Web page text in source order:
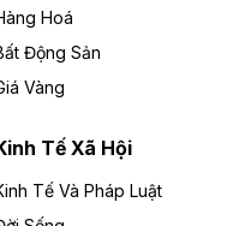
(HoSE: DLG) được
tỷ đồng.
ha đất làm khu
Hoá
Động Sản
Vàng
Tế Xã Hội
Tế Và Pháp Luật